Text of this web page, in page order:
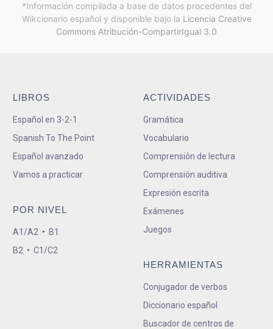
*Información compilada a base de datos procedentes del
Wikcionario español y disponible bajo la Licencia Creative
Commons Atribución-CompartirIgual 3.0
LIBROS
Español en 3-2-1
Spanish To The Point
Español avanzado
Vamos a practicar
POR NIVEL
A1/A2 • B1
B2 • C1/C2
ACTIVIDADES
Gramática
Vocabulario
Comprensión de lectura
Comprensión auditiva
Expresión escrita
Exámenes
Juegos
HERRAMIENTAS
Conjugador de verbos
Diccionario español
Buscador de centros de